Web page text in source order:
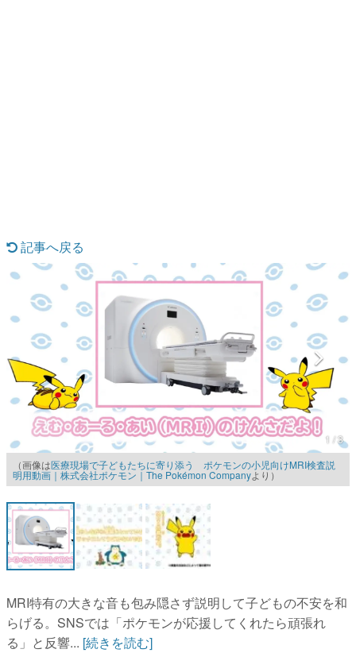
具体的な形から解き明かしていく、硬派で骨太な評論連載
です。
ゲームが変えた日本語
「経験値」「裏技」「ラスボス」… ゲームにまつわる言葉
の起源や用法の変遷を、コンピューター文化史研究家・タ
イニーP氏が徹底調査。
カテゴリ
特集記事
マンガ
女性向け
アプリレビュー
その他
運営：株式会社マレ
記事へ戻る
1 / 3
（画像は医療現場で子どもたちに寄り添う ポケモンの小児向けMRI検査説
明用動画｜株式会社ポケモン｜The Pokémon Companyより）
MRI特有の大きな音も包み隠さず説明して子どもの不安を和
らげる。SNSでは「ポケモンが応援してくれたら頑張れ
る」と反響... [続きを読む]